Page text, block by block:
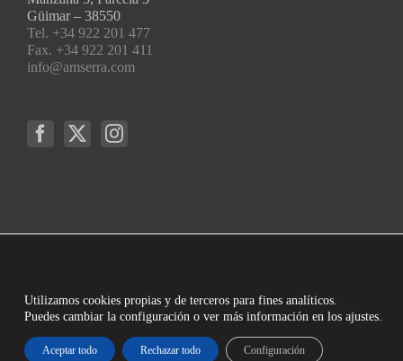
Güimar – 38550
Tel. +34 922 201 477
Fax. +34 922 201 411
info@amserra.com
Utilizamos cookies propias y de terceros para fines analíticos.
Puedes cambiar la configuración o ver más información en los ajustes.
Aceptar todo Rechazar todo Configuración